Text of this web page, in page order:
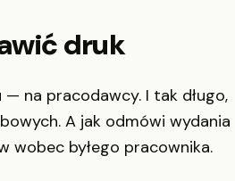
druk
na pracodawcy. I tak długo,
A jak odmówi wydania
wobec byłego pracownika.